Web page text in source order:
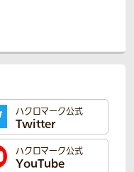
ハクロマーク公式
Twitter
ハクロマーク公式
YouTube